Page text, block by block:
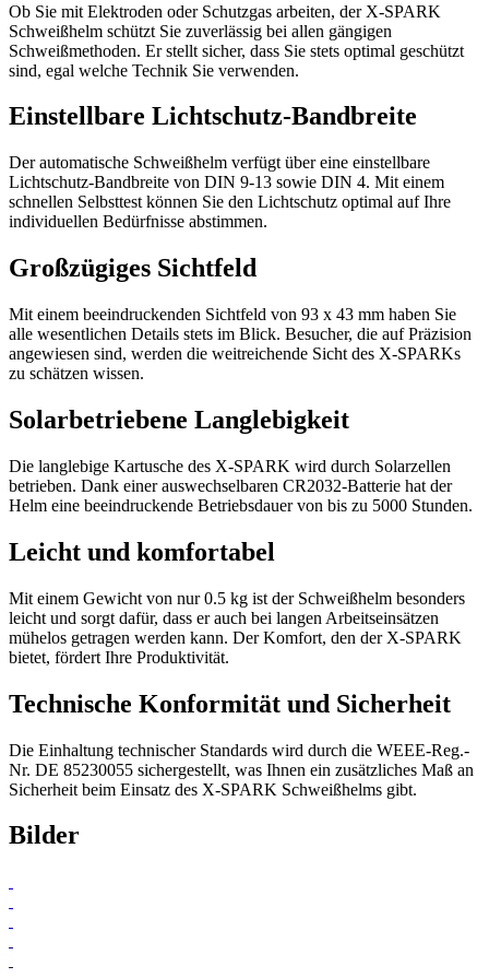
Ob Sie mit Elektroden oder Schutzgas arbeiten, der X-SPARK
Schweißhelm schützt Sie zuverlässig bei allen gängigen
Schweißmethoden. Er stellt sicher, dass Sie stets optimal geschützt
sind, egal welche Technik Sie verwenden.
Einstellbare Lichtschutz-Bandbreite
Der automatische Schweißhelm verfügt über eine einstellbare
Lichtschutz-Bandbreite von DIN 9-13 sowie DIN 4. Mit einem
schnellen Selbsttest können Sie den Lichtschutz optimal auf Ihre
individuellen Bedürfnisse abstimmen.
Großzügiges Sichtfeld
Mit einem beeindruckenden Sichtfeld von 93 x 43 mm haben Sie
alle wesentlichen Details stets im Blick. Besucher, die auf Präzision
angewiesen sind, werden die weitreichende Sicht des X-SPARKs
zu schätzen wissen.
Solarbetriebene Langlebigkeit
Die langlebige Kartusche des X-SPARK wird durch Solarzellen
betrieben. Dank einer auswechselbaren CR2032-Batterie hat der
Helm eine beeindruckende Betriebsdauer von bis zu 5000 Stunden.
Leicht und komfortabel
Mit einem Gewicht von nur 0.5 kg ist der Schweißhelm besonders
leicht und sorgt dafür, dass er auch bei langen Arbeitseinsätzen
mühelos getragen werden kann. Der Komfort, den der X-SPARK
bietet, fördert Ihre Produktivität.
Technische Konformität und Sicherheit
Die Einhaltung technischer Standards wird durch die WEEE-Reg.-
Nr. DE 85230055 sichergestellt, was Ihnen ein zusätzliches Maß an
Sicherheit beim Einsatz des X-SPARK Schweißhelms gibt.
Bilder